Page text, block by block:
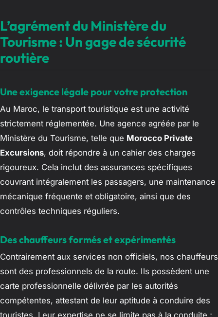
L’agrément du Ministère du
Tourisme : Un gage de sécurité
routière
Une exigence légale pour votre protection
Au Maroc, le transport touristique est une activité
strictement réglementée. Une agence agréée par le
Ministère du Tourisme, telle que Morocco Private
Excursions, doit répondre à un cahier des charges
rigoureux. Cela inclut des assurances spécifiques
couvrant intégralement les passagers, une maintenance
mécanique fréquente et obligatoire, ainsi que des
contrôles techniques réguliers.
Des chauffeurs formés et expérimentés
Contrairement aux services non officiels, nos chauffeurs
sont des professionnels de la route. Ils possèdent une
carte professionnelle délivrée par les autorités
compétentes, attestant de leur aptitude à conduire des
touristes. Leur expertise ne se limite pas à la conduite ;